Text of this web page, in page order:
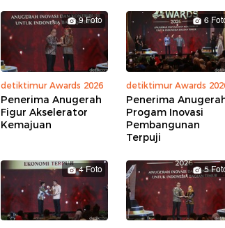
9 Foto
detiktimur Awards 2026
Penerima Anugerah
Figur Akselerator
Kemajuan
6
detiktimur Awards
Penerima
Progam Inovasi
Pembangunan
Terpuji
4 Foto 5